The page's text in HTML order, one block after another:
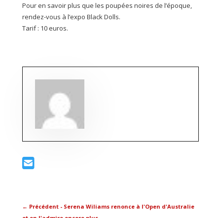
Pour en savoir plus que les poupées noires de l’époque,
rendez-vous à l’expo Black Dolls.
Tarif : 10 euros.
← Précédent - Serena Wiliams renonce à l'Open d'Australie